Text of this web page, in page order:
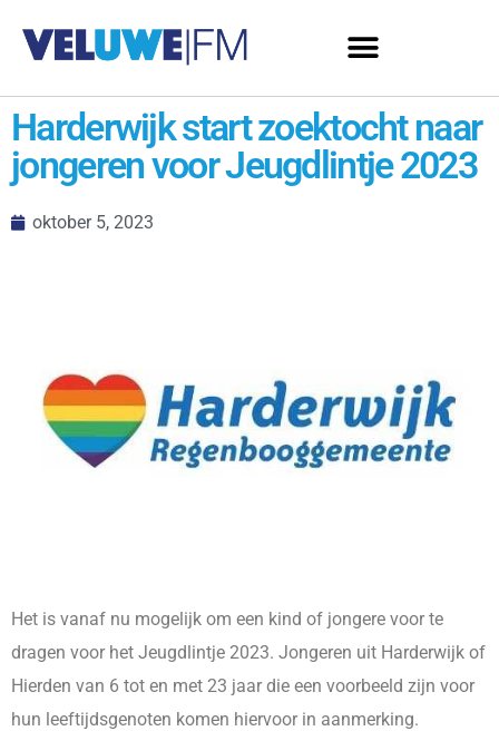
Harderwijk start zoektocht naar
jongeren voor Jeugdlintje 2023
oktober 5, 2023
Het is vanaf nu mogelijk om een kind of jongere voor te
dragen voor het Jeugdlintje 2023. Jongeren uit Harderwijk of
Hierden van 6 tot en met 23 jaar die een voorbeeld zijn voor
hun leeftijdsgenoten komen hiervoor in aanmerking.